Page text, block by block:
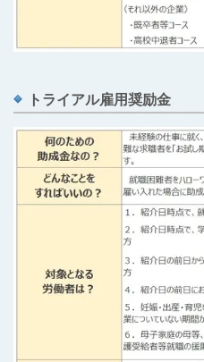
トライアル雇用奨励金